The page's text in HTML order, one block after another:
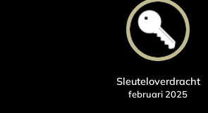
Sleuteloverdracht
februari 2025